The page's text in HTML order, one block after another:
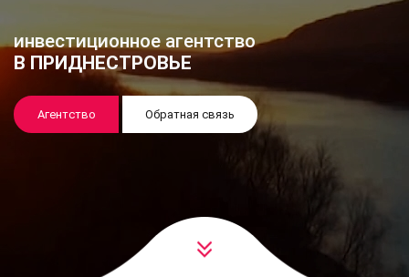
инвестиционное агентство
В ПРИДНЕСТРОВЬЕ
Агентство Обратная связь